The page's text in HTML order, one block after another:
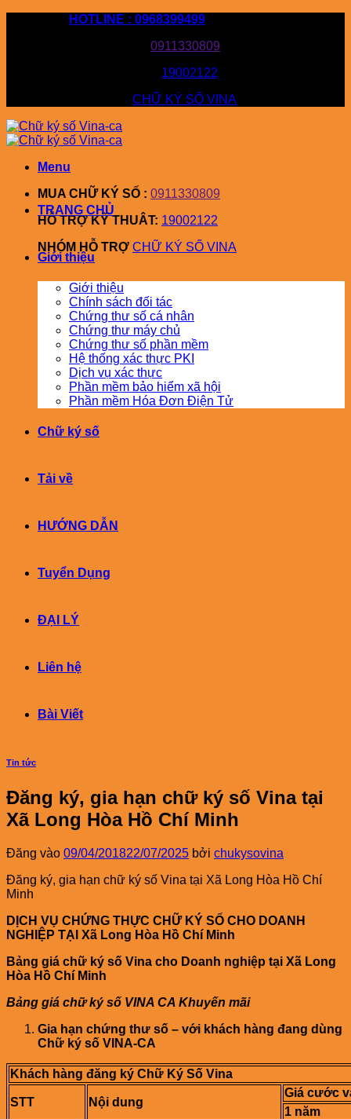
HOTLINE : 0968399499
0911330809
19002122
CHỮ KÝ SỐ VINA
Menu
MUA CHỮ KÝ SỐ : 0911330809
HỖ TRỢ KỸ THUÂT: 19002122
NHÓM HỖ TRỢ CHỮ KÝ SỐ VINA
TRANG CHỦ
Giới thiệu
Giới thiệu
Chính sách đối tác
Chứng thư số cá nhân
Chứng thư máy chủ
Chứng thư số phần mềm
Hệ thống xác thực PKI
Dịch vụ xác thực
Phần mềm bảo hiểm xã hội
Phần mềm Hóa Đơn Điện Tử
Chữ ký số
Tải về
HƯỚNG DẪN
Tuyển Dụng
ĐẠI LÝ
Liên hệ
Bài Viết
Tin tức
Đăng ký, gia hạn chữ ký số Vina tại
Xã Long Hòa Hồ Chí Minh
Đăng vào 09/04/201822/07/2025 bởi chukysovina
Đăng ký, gia hạn chữ ký số Vina tại Xã Long Hòa Hồ Chí
Minh
DỊCH VỤ CHỨNG THỰC CHỮ KÝ SỐ CHO DOANH
NGHIỆP TẠI Xã Long Hòa Hồ Chí Minh
Bảng giá chữ ký số Vina cho Doanh nghiệp tại Xã Long
Hòa Hồ Chí Minh
Bảng giá chữ ký số VINA CA Khuyến mãi
Gia hạn chứng thư số – với khách hàng đang dùng
Chữ ký số VINA-CA
Khách hàng đăng ký Chữ Ký Số Vina
STT Nội dung
Giá cước
1 năm